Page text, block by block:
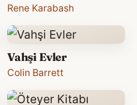
Rene Karabash
Vahşi Evler
Colin Barrett